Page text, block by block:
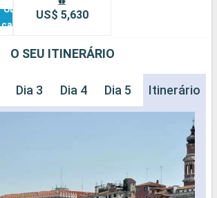
Outras
cabines
US$ 5,630
O SEU ITINERÁRIO
Dia 3 Dia 4 Dia 5 Dia 6 Dia
Itinerário